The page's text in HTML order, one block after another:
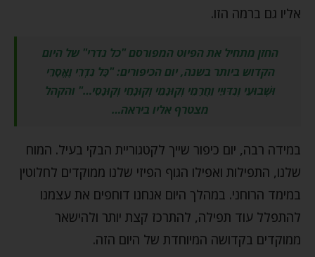
אליו גם ברמה הזו.
החזן מתחיל את הפיוט המפורסם "כל נדרי" של היום
הקדוש ביותר בשנה, יום הכיפורים: "כָּל נִדְרֵי וֶאֱסָרֵי
וּשְׁבוּעֵי וְנִדּוּיֵי וַחֲרָמֵי וְקוּנָמֵי וְקוּנָחֵי וְקוּנָסֵי…" והקהל
מצטרף אליו ביראה…
במידה רבה, יום כיפור שייך לקטגוריית הבקי בעיל. המוח
שלנו, התפילות ואפילו הגוף הפיזי שלנו ממוקדים לחלוטין
במימד הרוחני. במהלך היום אנחנו דוחפים את עצמנו
להתפלל עוד תפילה, להתרכז קצת יותר ולהישאר
ממוקדים בקדושה המיוחדת של היום הזה.